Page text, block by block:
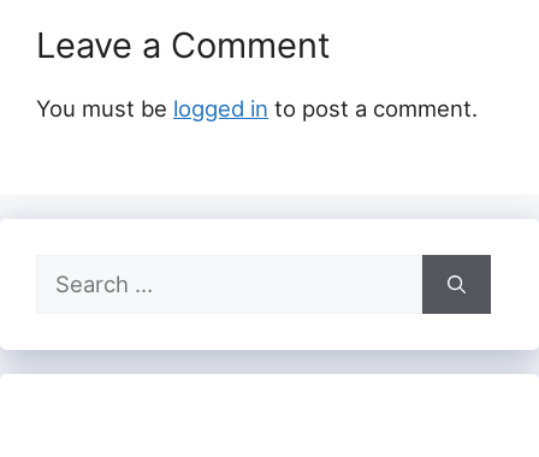
Leave a Comment
You must be logged in to post a comment.
Search
for: